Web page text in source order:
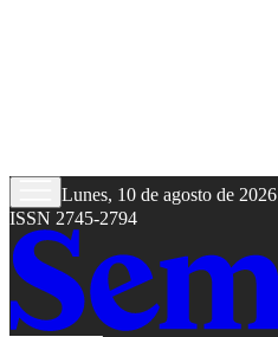
Lunes, 10 de agosto de 2026
ISSN 2745-2794